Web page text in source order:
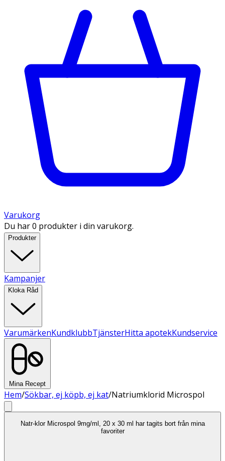
Varukorg
Du har 0 produkter i din varukorg.
Produkter
Kampanjer
Kloka Råd
VarumärkenKundklubbTjänsterHitta apotekKundservice
Mina Recept
Hem/Sökbar, ej köpb, ej kat/Natriumklorid Microspol
Natr-klor Microspol 9mg/ml, 20 x 30 ml har tagits bort från mina
favoriter